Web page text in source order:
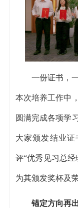
一份证书，
本次培养工作中
圆满完成各项学
大家颁发结业
评“优秀见习总
为其颁发奖杯及
锚定方向再